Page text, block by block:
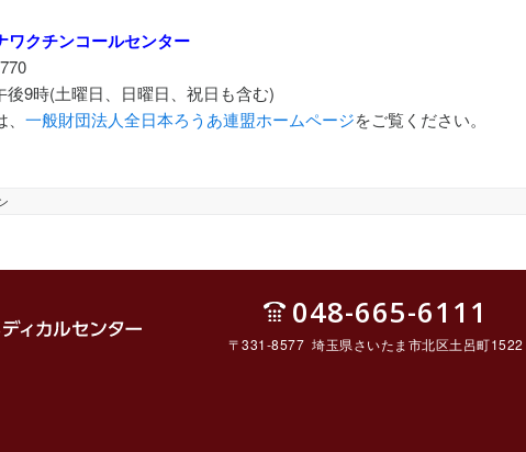
ワクチンコールセンター
後9時(土曜日、日曜日、祝日も含む)
一般財団法人全日本ろうあ連盟ホームページをご覧ください。
048-665-6111
〒331-8577 埼玉県さいたま市北区土呂町1522